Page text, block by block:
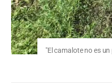
"El camalote no es